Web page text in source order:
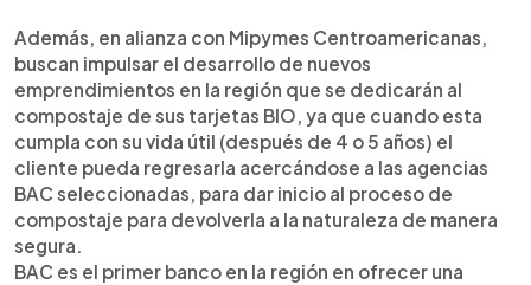
Además, en alianza con Mipymes Centroamericanas,
buscan impulsar el desarrollo de nuevos
emprendimientos en la región que se dedicarán al
compostaje de sus tarjetas BIO, ya que cuando esta
cumpla con su vida útil (después de 4 o 5 años) el
cliente pueda regresarla acercándose a las agencias
BAC seleccionadas, para dar inicio al proceso de
compostaje para devolverla a la naturaleza de manera
segura.
BAC es el primer banco en la región en ofrecer una